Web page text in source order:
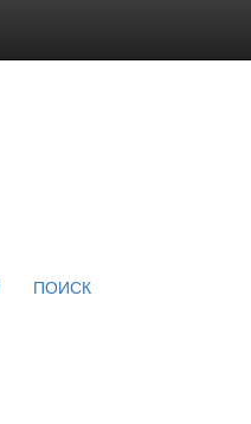
ПОИСК